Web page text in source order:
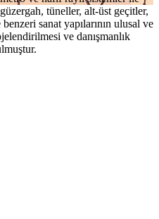
tüneller, alt-üst geçitler,
sanat yapılarının ulusal ve
ve danışmanlık